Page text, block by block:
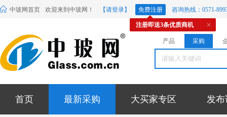
中玻网首页 欢迎来到中玻网！ 【请登录】 免费注册 咨询热线：0571-
注册即送3条优质商机
产品 采购
首页 最新采购 大买家专区 发布